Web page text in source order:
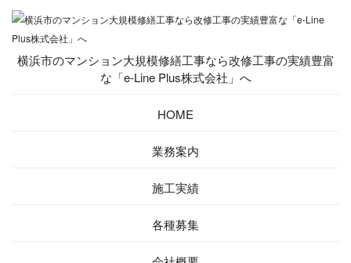
横浜市のマンション大規模修繕工事なら改修工事の実績豊富
な「e-Line Plus株式会社」へ
HOME
業務案内
施工実績
各種募集